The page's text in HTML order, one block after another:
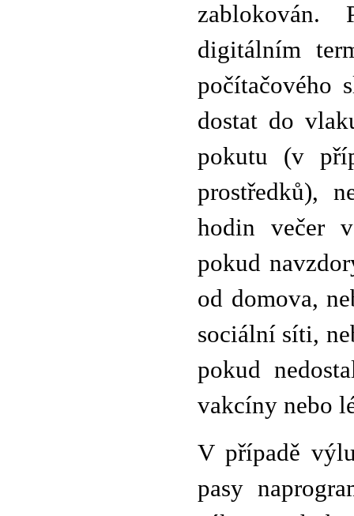
zablokován.
digitálním
počítačového
dostat do
pokutu (v
prostředků),
hodin večer
pokud
od domova,
sociální síti,
pokud
vakcíny nebo
V případě
pasy